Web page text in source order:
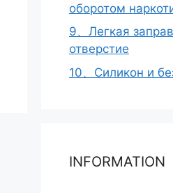
оборотом
9、Легкая
отверстие
10、Силикон и
INFORMATION